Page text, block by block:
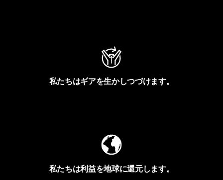
私たちはギアを生かしつづけます。
私たちは利益を地球に還元します。